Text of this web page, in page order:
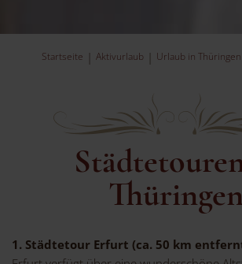
Startseite Aktivurlaub Urlaub in Thüringen
1. Städtetour Erfurt (ca. 50 km